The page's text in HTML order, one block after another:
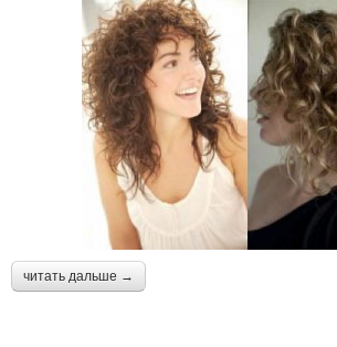
читать дальше →